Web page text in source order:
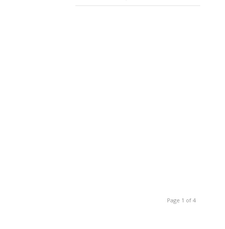
Page 1 of 4